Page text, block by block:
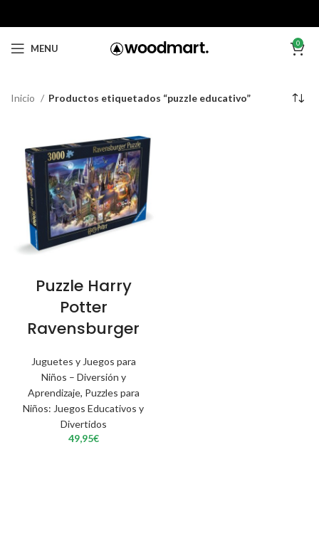
MENU 0
Inicio Productos etiquetados “puzzle educativo”
Puzzle Harry
Potter
Ravensburger
Juguetes y Juegos para
Niños – Diversión y
Aprendizaje, Puzzles para
Niños: Juegos Educativos y
Divertidos
49,95€